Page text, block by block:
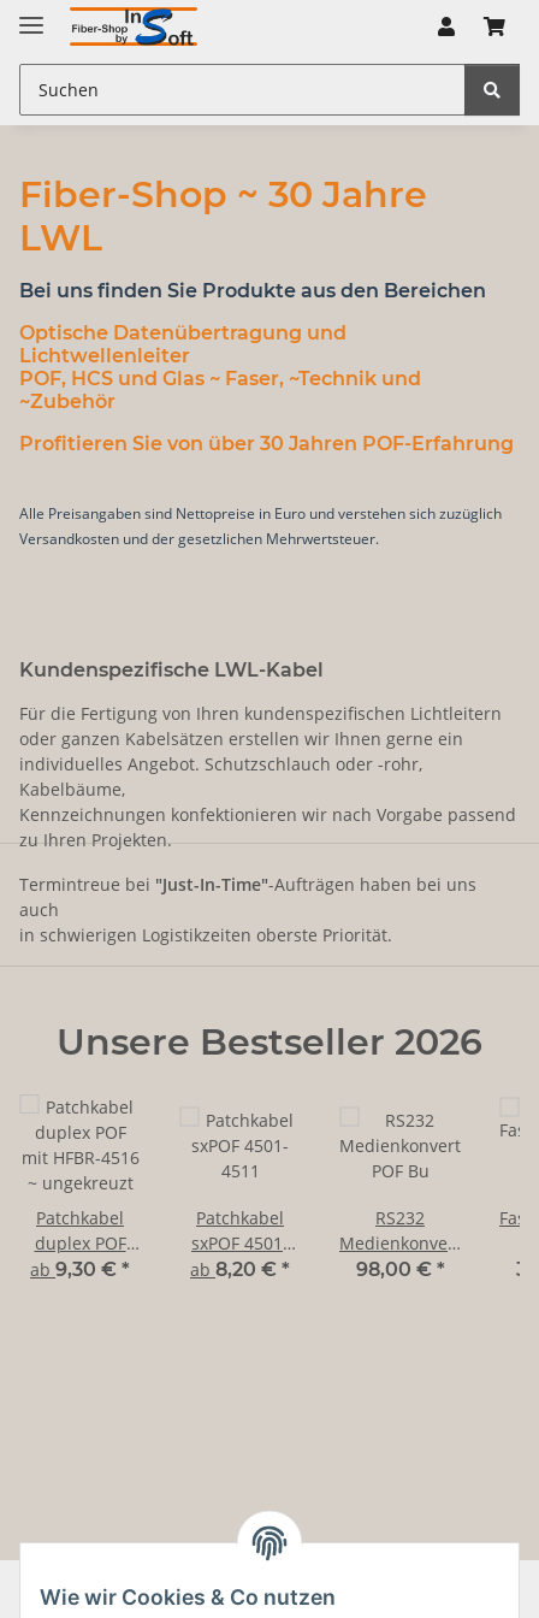
Wie wir Cookies & Co nutzen
Fiber-Shop ~ 30 Jahre
LWL
Bei uns finden Sie Produkte aus den Bereichen
Optische Datenübertragung und
Lichtwellenleiter
POF, HCS und Glas ~ Faser, ~Technik und
~Zubehör
Profitieren Sie von über 30 Jahren POF-Erfahrung
Alle Preisangaben sind Nettopreise in Euro und verstehen sich zuzüglich
Versandkosten und der gesetzlichen Mehrwertsteuer.
Kundenspezifische LWL-Kabel
Für die Fertigung von Ihren kundenspezifischen Lichtleitern
oder ganzen Kabelsätzen erstellen wir Ihnen gerne ein
individuelles Angebot. Schutzschlauch oder -rohr,
Kabelbäume,
Kennzeichnungen konfektionieren wir nach Vorgabe passend
zu Ihren Projekten.
Termintreue bei "Just-In-Time"-Aufträgen haben bei uns
auch
in schwierigen Logistikzeiten oberste Priorität.
Unsere Bestseller 2026
Patchkabel
duplex POF
mit HFBR-4516
ab 9,30 € *
Patchkabel
sxPOF 4501-
4511
ab 8,20 € *
RS232
Medienkonverter
POF Bu
98,00 € *